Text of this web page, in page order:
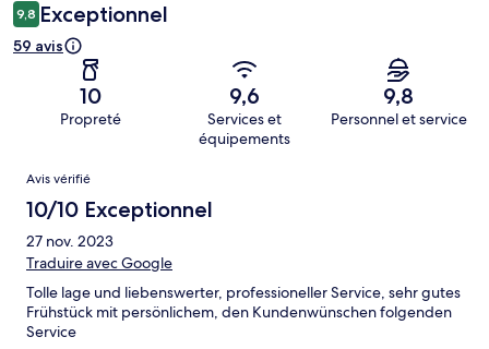
9,8 Exceptionnel
59 avis
10
Propreté
9,6
Services et
équipements
9,8
Personnel et service
Avis
Avis vérifié
10/10 Exceptionnel
27 nov. 2023
Traduire avec Google
Tolle lage und liebenswerter, professioneller Service, sehr gutes
Frühstück mit persönlichem, den Kundenwünschen folgenden
Service